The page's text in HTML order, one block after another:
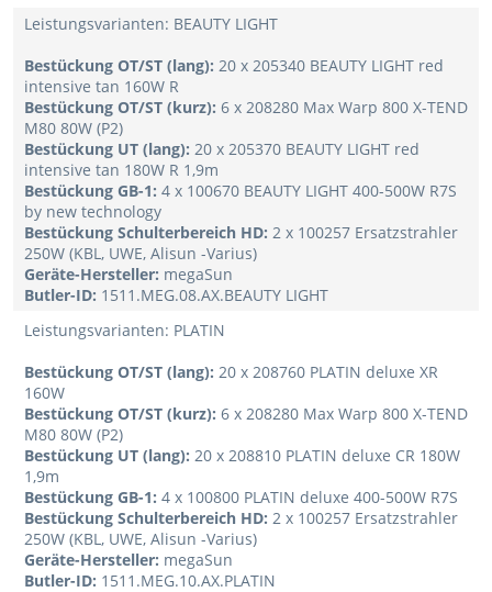
Leistungsvarianten: BEAUTY LIGHT
Bestückung OT/ST (lang): 20 x 205340 BEAUTY LIGHT red
intensive tan 160W R
Bestückung OT/ST (kurz): 6 x 208280 Max Warp 800 X-TEND
M80 80W (P2)
Bestückung UT (lang): 20 x 205370 BEAUTY LIGHT red
intensive tan 180W R 1,9m
Bestückung GB-1: 4 x 100670 BEAUTY LIGHT 400-500W R7S
by new technology
Bestückung Schulterbereich HD: 2 x 100257 Ersatzstrahler
250W (KBL, UWE, Alisun -Varius)
Geräte-Hersteller: megaSun
Butler-ID: 1511.MEG.08.AX.BEAUTY LIGHT
Leistungsvarianten: PLATIN
Bestückung OT/ST (lang): 20 x 208760 PLATIN deluxe XR
160W
Bestückung OT/ST (kurz): 6 x 208280 Max Warp 800 X-TEND
M80 80W (P2)
Bestückung UT (lang): 20 x 208810 PLATIN deluxe CR 180W
1,9m
Bestückung GB-1: 4 x 100800 PLATIN deluxe 400-500W R7S
Bestückung Schulterbereich HD: 2 x 100257 Ersatzstrahler
250W (KBL, UWE, Alisun -Varius)
Geräte-Hersteller: megaSun
Butler-ID: 1511.MEG.10.AX.PLATIN